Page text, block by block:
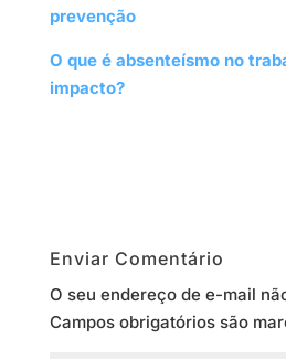
prevenção
O que é absenteísmo no
impacto?
Enviar Comentário
O seu endereço de e-mail
Campos obrigatórios são